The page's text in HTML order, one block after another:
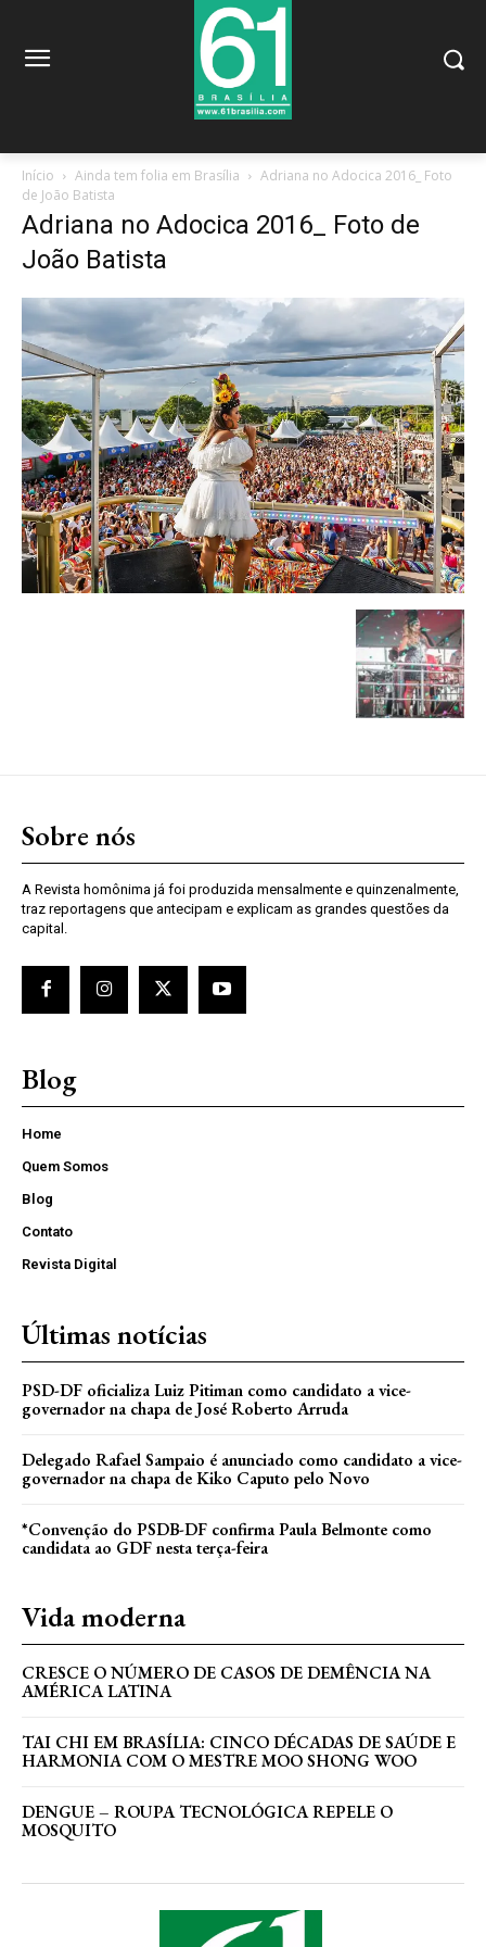
Início Ainda tem folia em Brasília
Adriana no Adocica 2016_ Foto
de João Batista
Adriana no Adocica 2016_ Foto de
João Batista
Sobre nós
A Revista homônima já foi produzida mensalmente e quinzenalmente,
traz reportagens que antecipam e explicam as grandes questões da
capital.
Blog
Home
Quem Somos
Blog
Contato
Revista Digital
Últimas notícias
PSD-DF oficializa Luiz Pitiman como candidato a vice-
governador na chapa de José Roberto Arruda
Delegado Rafael Sampaio é anunciado como candidato a vice-
governador na chapa de Kiko Caputo pelo Novo
*Convenção do PSDB-DF confirma Paula Belmonte como
candidata ao GDF nesta terça-feira
Vida moderna
CRESCE O NÚMERO DE CASOS DE DEMÊNCIA NA
AMÉRICA LATINA
TAI CHI EM BRASÍLIA: CINCO DÉCADAS DE SAÚDE E
HARMONIA COM O MESTRE MOO SHONG WOO
DENGUE – ROUPA TECNOLÓGICA REPELE O
MOSQUITO